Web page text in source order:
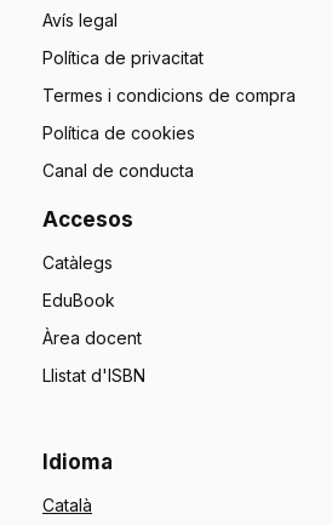
Avís legal
Política de privacitat
Termes i condicions de compra
Política de cookies
Canal de conducta
Accesos
Catàlegs
EduBook
Àrea docent
Llistat d'ISBN
Idioma